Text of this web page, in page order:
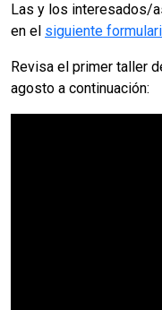
Las y los interesados/
en el siguiente
Revisa el primer taller
agosto a continuación: